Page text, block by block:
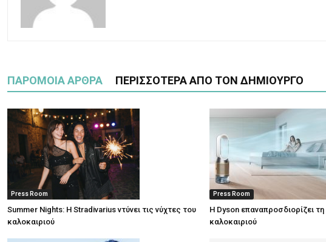
ΠΑΡΟΜΟΙΑ ΑΡΘΡΑ ΠΕΡΙΣΣΟΤΕΡΑ ΑΠΟ ΤΟΝ ΔΗΜΙΟΥΡΓΟ
Press Room
Summer Nights: Η Stradivarius ντύνει τις νύχτες του
καλοκαιριού
Press Room
Η Dyson επαναπροσδιορίζει
καλοκαιριού